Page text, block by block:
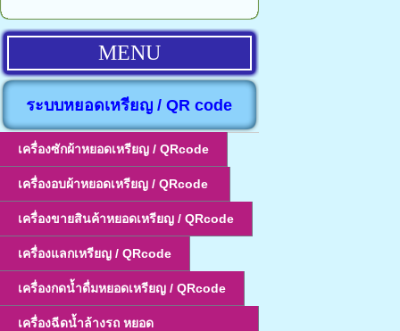
MENU
ระบบหยอดเหรียญ / QR code
เครื่องซักผ้าหยอดเหรียญ / QRcode
เครื่องอบผ้าหยอดเหรียญ / QRcode
เครื่องขายสินค้าหยอดเหรียญ / QRcode
เครื่องแลกเหรียญ / QRcode
เครื่องกดน้ำดื่มหยอดเหรียญ / QRcode
เครื่องฉีดน้ำล้างรถ หยอด